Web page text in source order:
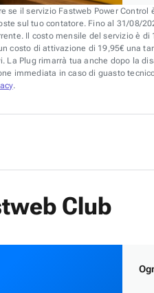
se il servizio Fastweb Power
sul tuo contatore. Fino al 31/08/
Il costo mensile del servizio è
costo di attivazione di 19,95€ una
La Plug rimarrà tua anche dopo la
immediata in caso di guasto
.
Club